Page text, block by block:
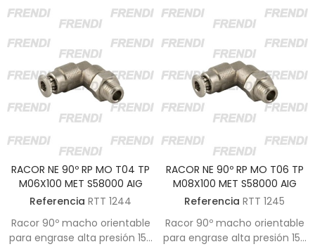
RACOR NE 90º RP MO T04 TP
M06X100 MET S58000 AIG
Referencia RTT 1244
Racor 90º macho orientable
para engrase alta presión 150
RACOR NE 90º RP MO T06 TP
M08X100 MET S58000 AIG
Referencia RTT 1245
Racor 90º macho orientable
para engrase alta presión 150